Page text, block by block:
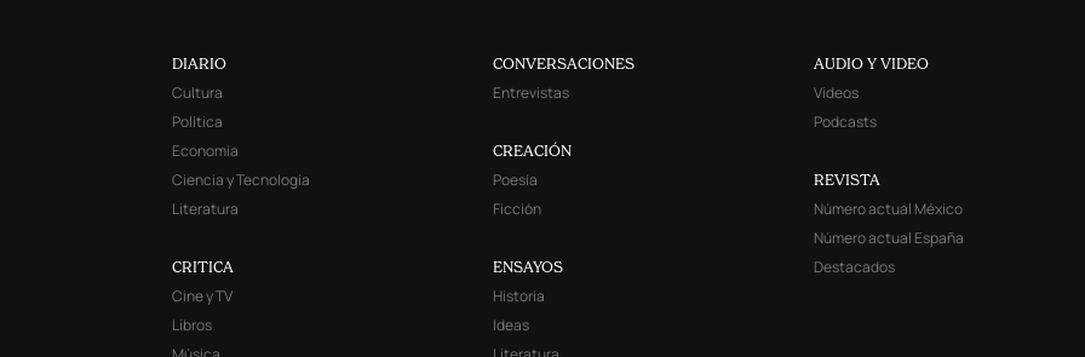
DIARIO
Cultura
Política
Economía
Ciencia y Tecnología
Literatura
CRITICA
Cine y TV
Libros
CONVERSACIONES
Entrevistas
CREACIÓN
Poesía
Ficción
ENSAYOS
Historia
Ideas
AUDIO Y VIDEO
Videos
Podcasts
REVISTA
Número actual México
Número actual España
Destacados